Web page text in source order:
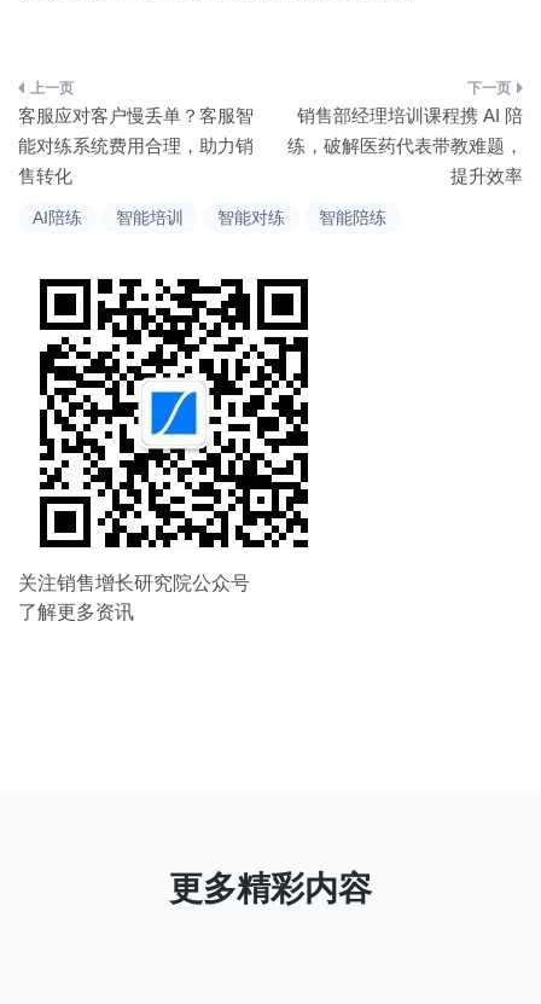
AI陪练 智能培训 智能对练 智能陪练
文
章
导
客服应对客户慢丢单？客服智
能对练系统费用合理，助力销
售转化
销售部经理培训课程携 AI 陪
练，破解医药代表带教难题，
提升效率
关注销售增长研究院公众号
了解更多资讯